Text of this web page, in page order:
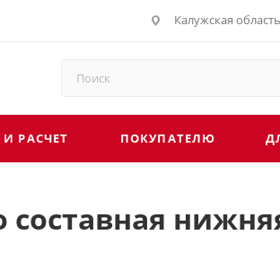
Калужская
г. Обнинск,
РАСЧЕТ ПОКУПАТЕЛЮ